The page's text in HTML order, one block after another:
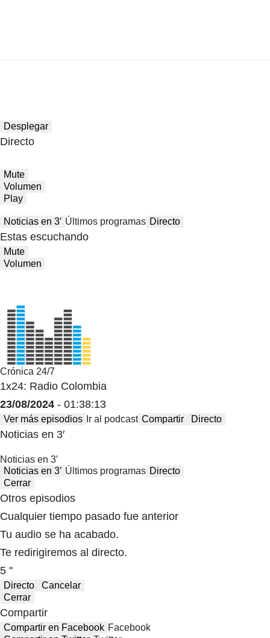
Desplegar
Directo
Mute
Volumen
Play
Noticias en 3′ Últimos programas Directo
Estas escuchando
Mute
Volumen
Crónica 24/7
1x24: Radio Colombia
23/08/2024 - 01:38:13
Ver más episodios Ir al podcast Compartir Directo
Noticias en 3′
Noticias en 3′
Noticias en 3′ Últimos programas Directo
Cerrar
Otros episodios
Cualquier tiempo pasado fue anterior
Tu audio se ha acabado.
Te redirigiremos al directo.
5 "
Directo
Cancelar
Cerrar
Compartir
Compartir en Facebook Facebook